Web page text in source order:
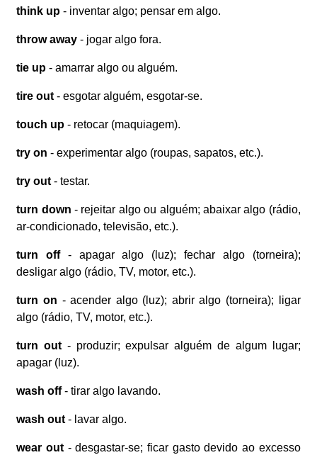
think up- inventar algo; pensar em algo.
throw away - jogar algo fora.
tie up- amarrar algo ou alguém.
tire out- esgotar alguém, esgotar-se.
touch up- retocar (maquiagem).
try on- experimentar algo (roupas, sapatos, etc.).
try out - testar.
turn down - rejeitar algo ou alguém; abaixar algo (rádio,
ar-condicionado, televisão, etc.).
turn off- apagar algo (luz); fechar algo (torneira);
desligar algo (rádio, TV, motor, etc.).
turn on - acender algo (luz); abrir algo (torneira); ligar
algo (rádio, TV, motor, etc.).
turn out - produzir; expulsar alguém de algum lugar;
apagar (luz).
wash off- tirar algo lavando.
wash out- lavar algo.
wear out - desgastar-se; ficar gasto devido ao excesso